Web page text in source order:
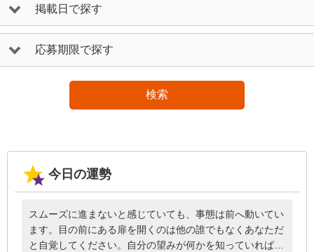
掲載日で探す
応募期限で探す
検索
今日の運勢
スムーズに進まないと感じていても、事態は前へ動いてい
ます。目の前にある扉を開くのは他の誰でもなくあなただ
と自覚してください。自分の望みが何かを知っていれば、